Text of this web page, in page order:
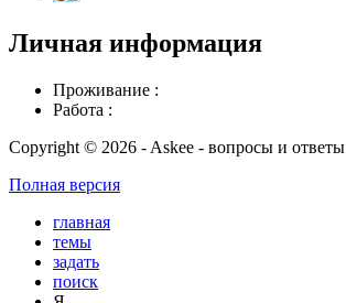
Личная информация
Проживание :
Работа :
Copyright © 2026 - Askee - вопросы и ответы
Полная версия
главная
темы
задать
поиск